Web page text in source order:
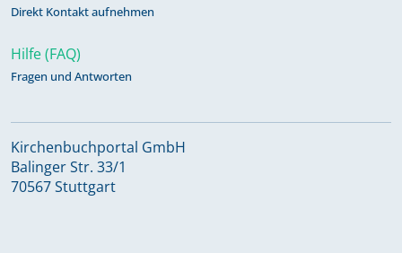
Direkt Kontakt aufnehmen
Hilfe (FAQ)
Fragen und Antworten
Kirchenbuchportal GmbH
Balinger Str. 33/1
70567 Stuttgart